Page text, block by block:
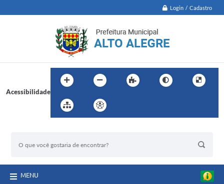
Login / Cadastro
Acessibilidade
MENU